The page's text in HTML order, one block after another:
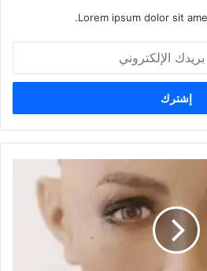
Lorem ipsum dolor sit